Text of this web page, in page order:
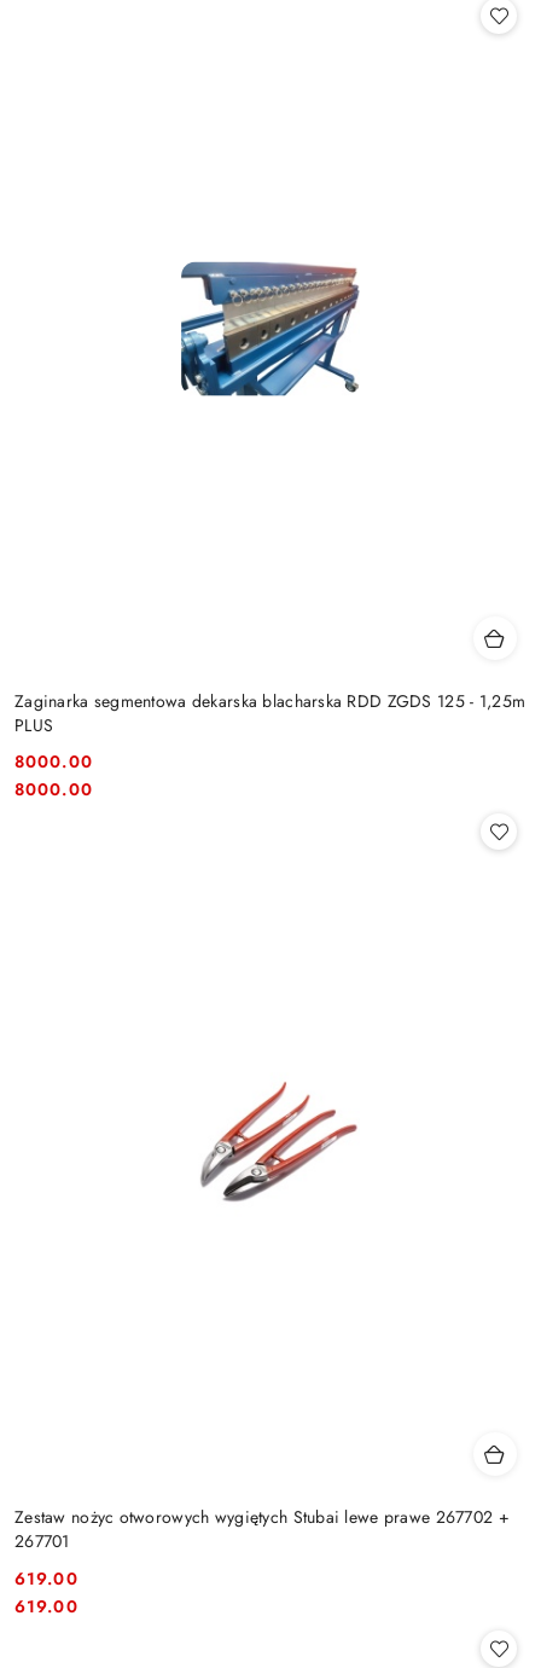
Zaginarka segmentowa dekarska blacharska RDD ZGDS 125 - 1,25m
PLUS
Cena:
8000.00
Cena:
8000.00
Zestaw nożyc otworowych wygiętych Stubai lewe prawe 267702 +
267701
Cena:
619.00
Cena:
619.00